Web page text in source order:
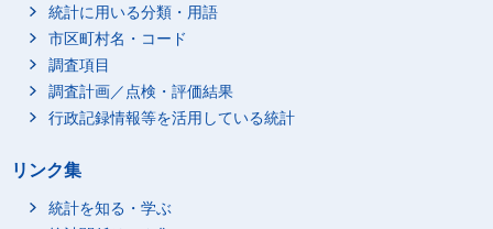
統計に用いる分類・用語
市区町村名・コード
調査項目
調査計画／点検・評価結果
行政記録情報等を活用している統計
リンク集
統計を知る・学ぶ